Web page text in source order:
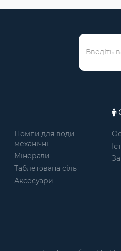
Помпи для води
механічні
Мінерали
Таблетована сіль
Аксесуари